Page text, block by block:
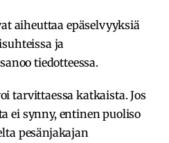
aiheuttaa epäselvyyksiä
ja
tiedotteessa.
tarvittaessa katkaista. Jos
ei synny, entinen puoliso
pesänjakajan